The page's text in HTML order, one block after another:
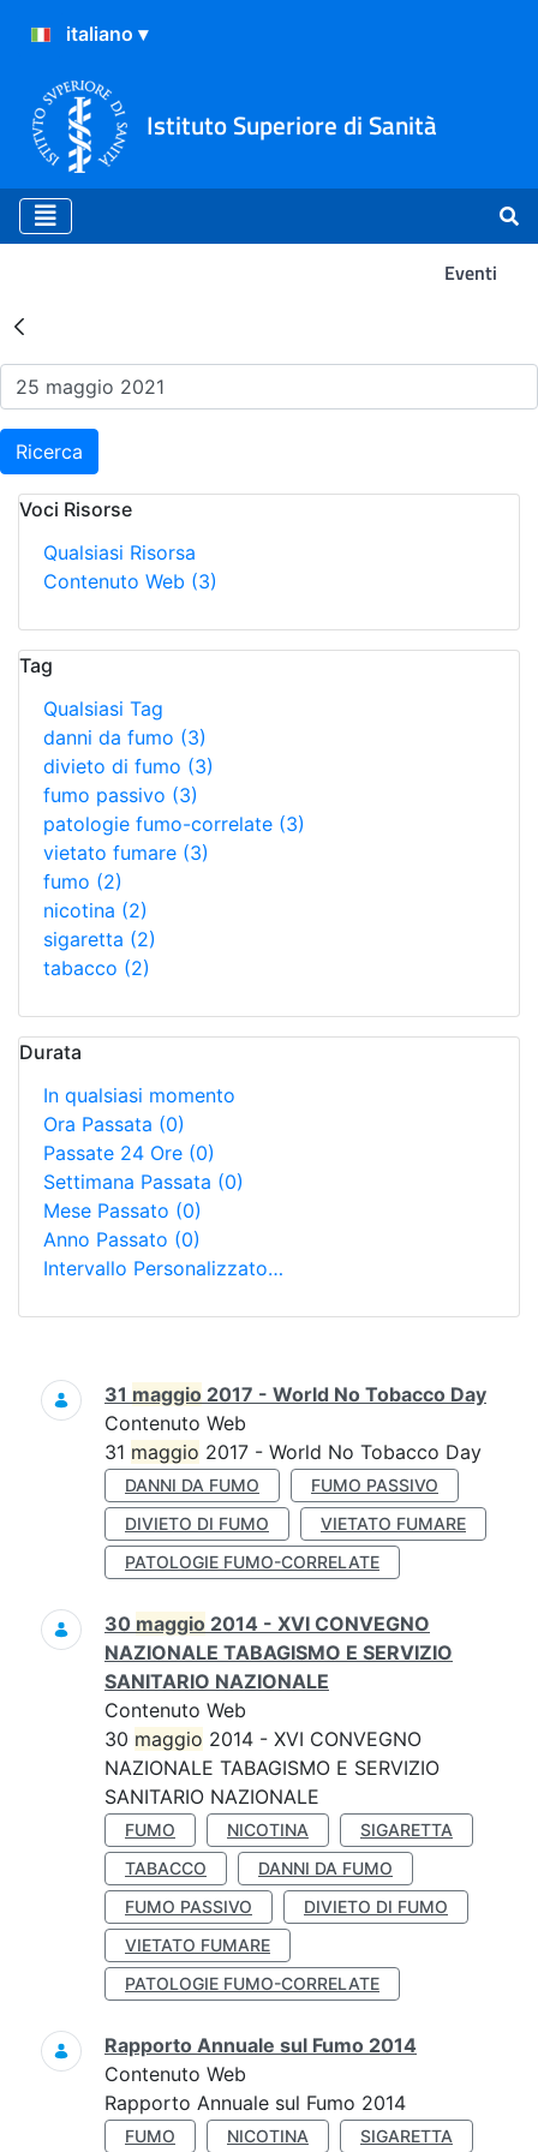
Istituto Superiore di Sanità
Eventi
Risultati della Ricerca -
Ricerca
Voci Risorse
Qualsiasi Risorsa
Contenuto Web (3)
Tag
Qualsiasi Tag
danni da fumo (3)
divieto di fumo (3)
fumo passivo (3)
patologie fumo-correlate (3)
vietato fumare (3)
fumo (2)
nicotina (2)
sigaretta (2)
tabacco (2)
Durata
In qualsiasi momento
Ora Passata (0)
Passate 24 Ore (0)
Settimana Passata (0)
Mese Passato (0)
Anno Passato (0)
Intervallo Personalizzato…
Ricerca
31 maggio 2017 - World No Tobacco Day
Contenuto Web
31 maggio 2017 - World No Tobacco Day
DANNI DA FUMO
FUMO PASSIVO
DIVIETO DI FUMO
VIETATO FUMARE
PATOLOGIE FUMO-CORRELATE
30 maggio 2014 - XVI CONVEGNO
NAZIONALE TABAGISMO E SERVIZIO
SANITARIO NAZIONALE
Contenuto Web
30 maggio 2014 - XVI CONVEGNO
NAZIONALE TABAGISMO E SERVIZIO
SANITARIO NAZIONALE
FUMO NICOTINA
SIGARETTA
TABACCO
DANNI DA FUMO
FUMO PASSIVO
DIVIETO DI FUMO
VIETATO FUMARE
PATOLOGIE FUMO-CORRELATE
Rapporto Annuale sul Fumo 2014
Contenuto Web
Rapporto Annuale sul Fumo 2014
FUMO NICOTINA SIGARETTA